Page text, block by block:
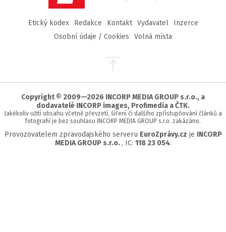
Etický kodex Redakce Kontakt Vydavatel
Inzerce
Osobní údaje / Cookies
Volná místa
Přejít
stránky
Copyright © 2009—2026 INCORP MEDIA GROUP s.r.o., a
dodavatelé INCORP images, Profimedia a ČTK.
Jakékoliv užití obsahu včetně převzetí, šíření či dalšího zpřístupňování článků a
fotografií je bez souhlasu INCORP MEDIA GROUP s.r.o. zakázáno.
Provozovatelem zpravodajského serveru EuroZprávy.cz je INCORP
MEDIA GROUP s.r.o. , IC: 118 23 054.